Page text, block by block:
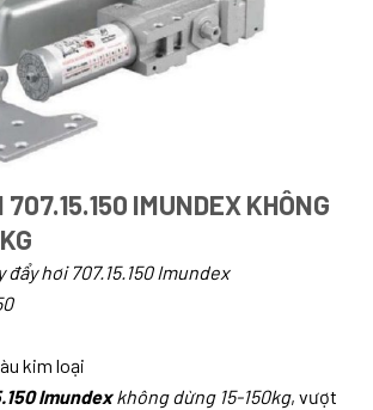
IMUNDEX KHÔNG
đẩy hơi 707.15.150 Imundex
kim loại
Imundexkhông dừng 15-150kg, vượt